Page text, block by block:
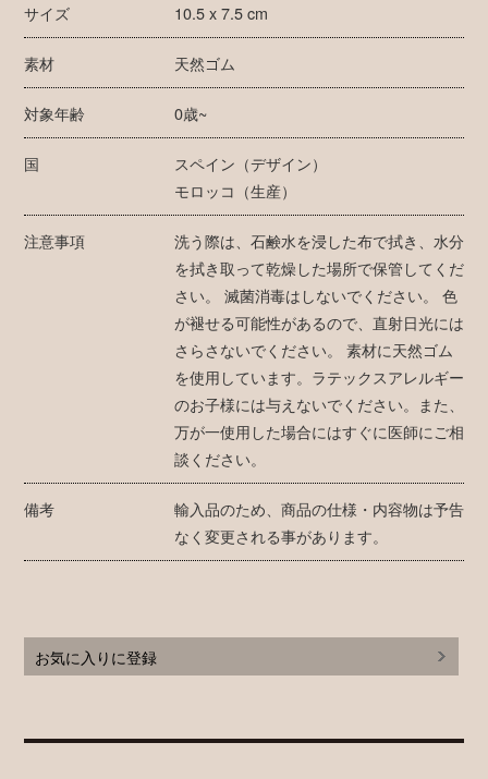
サイズ 10.5 x 7.5 cm
素材 天然ゴム
対象年齢 0歳~
国
スペイン（デザイン）
モロッコ（生産）
注意事項
洗う際は、石鹸水を浸した布で拭き、水分
を拭き取って乾燥した場所で保管してくだ
さい。 滅菌消毒はしないでください。 色
が褪せる可能性があるので、直射日光には
さらさないでください。 素材に天然ゴム
を使用しています。ラテックスアレルギー
のお子様には与えないでください。また、
万が一使用した場合にはすぐに医師にご相
談ください。
備考
輸入品のため、商品の仕様・内容物は予告
なく変更される事があります。
お気に入りに登録